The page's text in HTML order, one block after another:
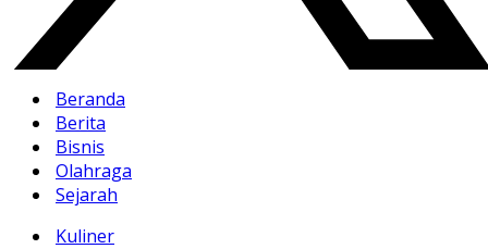
Beranda
Berita
Bisnis
Olahraga
Sejarah
Kuliner